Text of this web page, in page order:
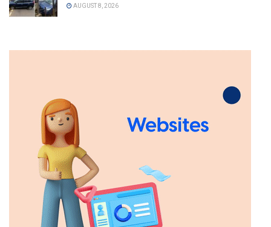
AUGUST 8, 2026